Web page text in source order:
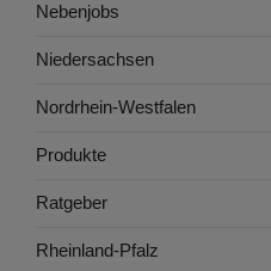
Nebenjobs
Niedersachsen
Nordrhein-Westfalen
Produkte
Ratgeber
Rheinland-Pfalz